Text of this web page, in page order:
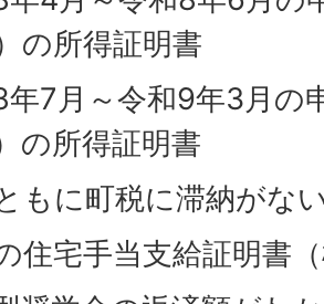
の所得証明書
年7月～令和9年3月の
の所得証明書
もに町税に滞納がな
住宅手当支給証明書